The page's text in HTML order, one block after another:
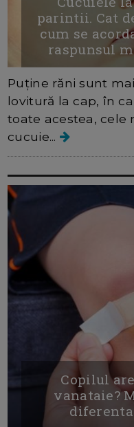
parintii. Cat
cum se
raspunsul
Puține răni sunt
lovitură la cap, în
toate acestea, cele
cucuie...
Copilul
vanataie?